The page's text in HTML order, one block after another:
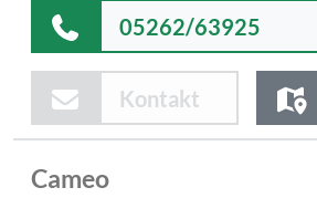
05262/63925
Kontakt
Cameo